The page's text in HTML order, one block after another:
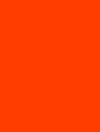
en el
08010